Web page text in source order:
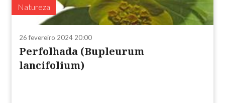
Natureza
26 fevereiro 2024 20:00
Perfolhada (Bupleurum
lancifolium)